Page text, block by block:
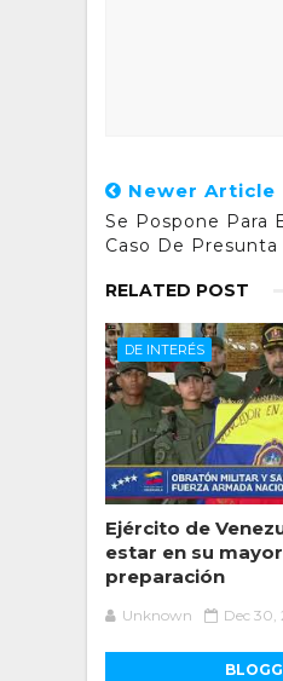
Newer Article
Se Pospone Para
Caso De
RELATED POST
DE INTERÉS
Ejército de
estar en su
preparación
Unknown Dec 30,